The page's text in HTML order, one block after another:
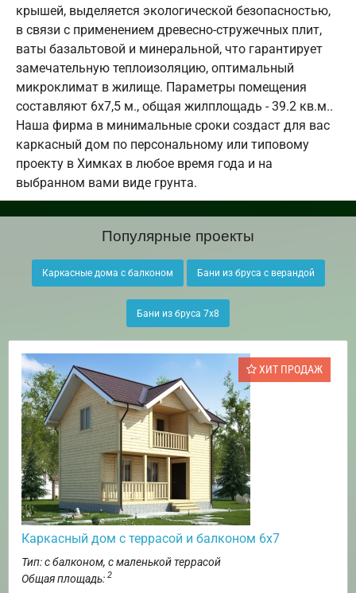
крышей, выделяется экологической безопасностью,
в связи с применением древесно-стружечных плит,
ваты базальтовой и минеральной, что гарантирует
замечательную теплоизоляцию, оптимальный
микроклимат в жилище. Параметры помещения
составляют 6х7,5 м., общая жилплощадь - 39.2 кв.м..
Наша фирма в минимальные сроки создаст для вас
каркасный дом по персональному или типовому
проекту в Химках в любое время года и на
выбранном вами виде грунта.
Популярные проекты
Каркасные дома с балконом Бани из бруса с верандой
Бани из бруса 7х8
ХИТ ПРОДАЖ
Каркасный дом с террасой и балконом 6х7
Тип: с балконом, с маленькой террасой
Общая площадь: 2